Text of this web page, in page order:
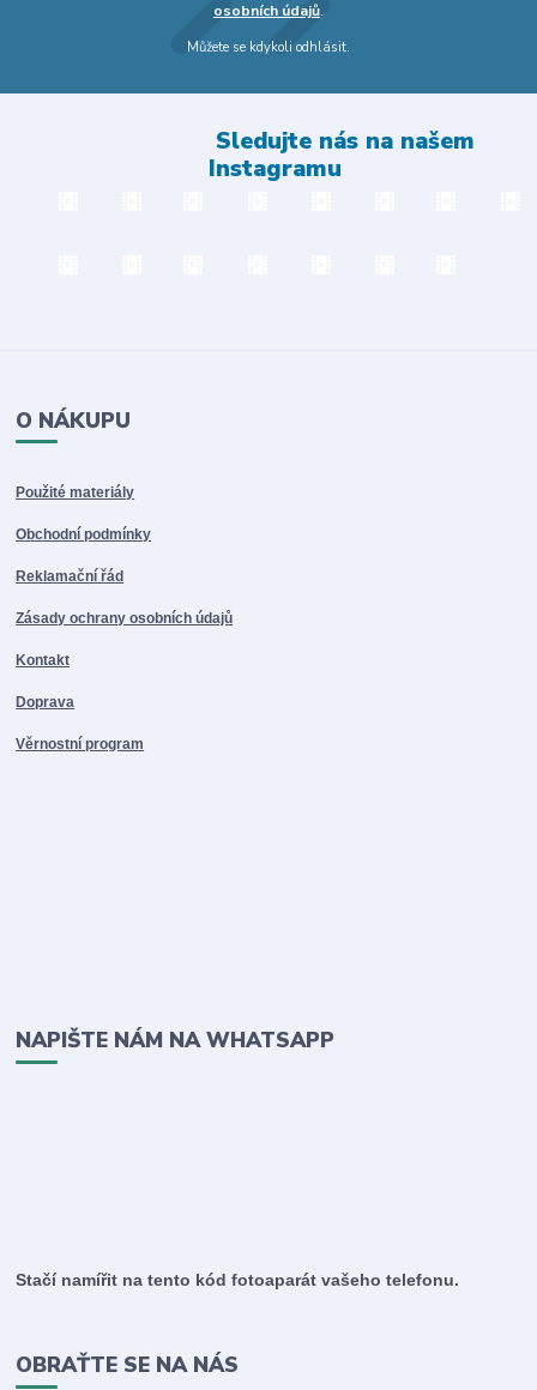
osobních údajů.
Můžete se kdykoli odhlásit.
Sledujte nás na našem
Instagramu
O NÁKUPU
Použité materiály
Obchodní podmínky
Reklamační řád
Zásady ochrany osobních údajů
Kontakt
Doprava
Věrnostní program
NAPIŠTE NÁM NA WHATSAPP
Stačí namířit na tento kód fotoaparát vašeho telefonu.
OBRAŤTE SE NA NÁS